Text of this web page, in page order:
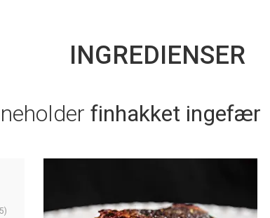
INGREDIENSER
finhakket ingefær